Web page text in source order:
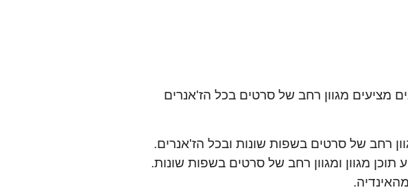
מציעים מגוון רחב של סרטים בכל הז'אנרים
רחב של סרטים בשפות שונות ובכל הז'אנרים.
מגוון ומגוון רחב של סרטים בשפות שונות.